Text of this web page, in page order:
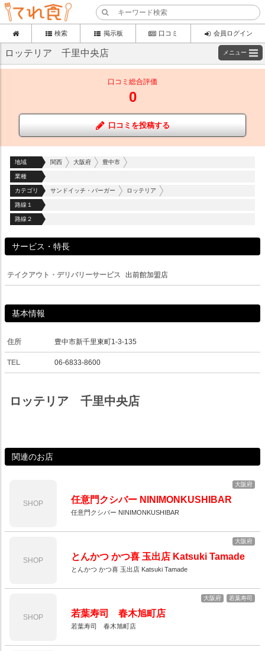
検索 掲示板 口コミ 会員ログイン
ロッテリア 千里中央店 メニュー
口コミ総合評価
0
口コミを投稿する
地域 関西 大阪府 豊中市
業種
カテゴリ サンドイッチ・バーガー ロッテリア
路線１
路線２
サービス・特長
テイクアウト・デリバリーサービス 出前館加盟店
基本情報
住所 豊中市新千里東町1-3-135
TEL 06-6833-8600
ロッテリア 千里中央店
関連のお店
SHOP
大阪府
任意門クシバー NINIMONKUSHIBAR
任意門クシバー NINIMONKUSHIBAR
SHOP
大阪府
とんかつ かつ喜 玉出店 Katsuki Tamade
とんかつ かつ喜 玉出店 Katsuki Tamade
SHOP
大阪府 若葉寿司
若葉寿司 春木旭町店
若葉寿司 春木旭町店